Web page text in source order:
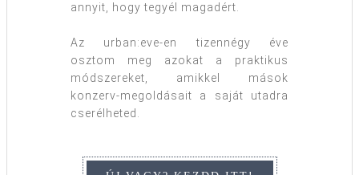
annyit, hogy tegyél magadért.
Az urban:eve-en tizennégy éve
osztom meg azokat a praktikus
módszereket, amikkel mások
konzerv-megoldásait a saját utadra
cserélheted.